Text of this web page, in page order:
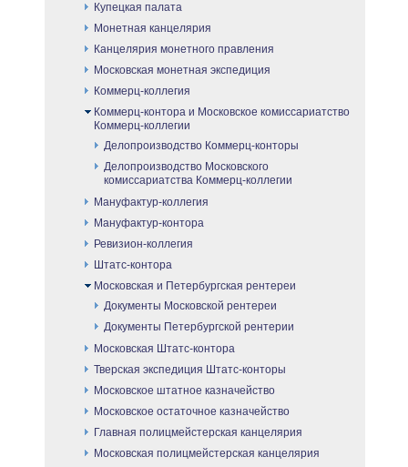
Купецкая палата
Монетная канцелярия
Канцелярия монетного правления
Московская монетная экспедиция
Коммерц-коллегия
Коммерц-контора и Московское комиссариатство
Коммерц-коллегии
Делопроизводство Коммерц-конторы
Делопроизводство Московского
комиссариатства Коммерц-коллегии
Мануфактур-коллегия
Мануфактур-контора
Ревизион-коллегия
Штатс-контора
Московская и Петербургская рентереи
Документы Московской рентереи
Документы Петербургской рентерии
Московская Штатс-контора
Тверская экспедиция Штатс-конторы
Московское штатное казначейство
Московское остаточное казначейство
Главная полицмейстерская канцелярия
Московская полицмейстерская канцелярия